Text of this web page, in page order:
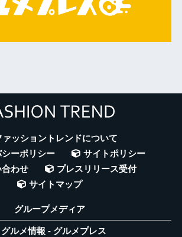
ァッショントレンドについて
ーポリシー
サイトポリシー
わせ
プレスリリース受付
サイトマップ
グループメディア
グルメ情報 - グルメプレス